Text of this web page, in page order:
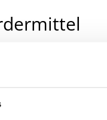
ein Vorhaben? Hier